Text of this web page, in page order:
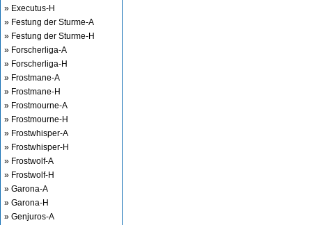
» Executus-H
» Festung der Sturme-A
» Festung der Sturme-H
» Forscherliga-A
» Forscherliga-H
» Frostmane-A
» Frostmane-H
» Frostmourne-A
» Frostmourne-H
» Frostwhisper-A
» Frostwhisper-H
» Frostwolf-A
» Frostwolf-H
» Garona-A
» Garona-H
» Genjuros-A